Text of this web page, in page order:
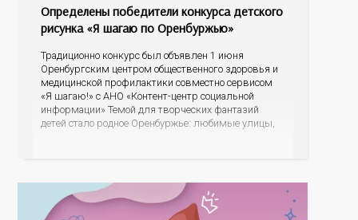
Определены победители конкурса детского
рисунка «Я шагаю по Оренбуржью»
Традиционно конкурс был объявлен 1 июня
Оренбургским центром общественного здоровья и
медицинской профилактики совместно сервисом
«Я шагаю!» с АНО «Контент-центр социальной
информации» Темой для творческих фантазий
детей стало родное Оренбуржье: любимые улицы,